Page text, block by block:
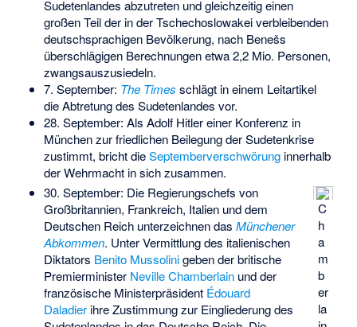
Sudetenlandes abzutreten und gleichzeitig einen
großen Teil der in der Tschechoslowakei verbleibenden
deutschsprachigen Bevölkerung, nach Benešs
überschlägigen Berechnungen etwa 2,2 Mio. Personen,
zwangsauszusiedeln.
7. September: The Times schlägt in einem Leitartikel
die Abtretung des Sudetenlandes vor.
28. September: Als Adolf Hitler einer Konferenz in
München zur friedlichen Beilegung der Sudetenkrise
zustimmt, bricht dieSeptemberverschwörunginnerhalb
der Wehrmacht in sich zusammen.
C
h
a
m
b
er
la
30. September: Die Regierungschefs von
Großbritannien, Frankreich, Italien und dem
Deutschen Reich unterzeichnen das Münchener
Abkommen. Unter Vermittlung des italienischen
Diktators Benito Mussolinigeben der britische
Premierminister Neville Chamberlainund der
französische Ministerpräsident Édouard
Daladierihre Zustimmung zur Eingliederung des